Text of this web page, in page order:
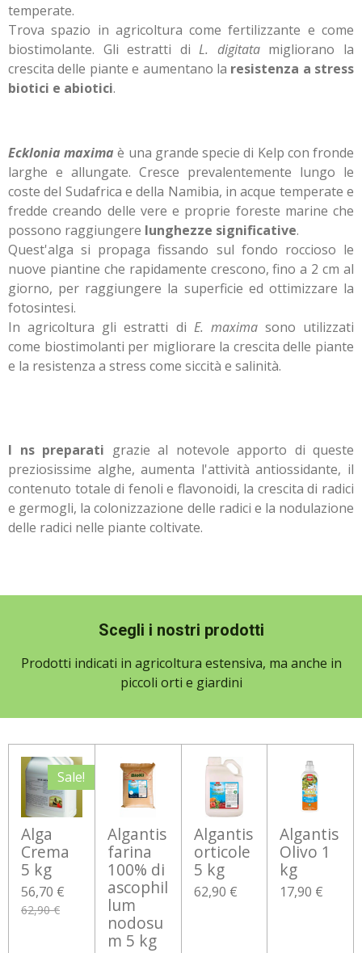
temperate.
Trova spazio in agricoltura come fertilizzante e come
biostimolante. Gli estratti diL. digitatamigliorano la
crescita delle piante e aumentano la resistenza a stress
biotici e abiotici.
Ecklonia maxima è una grande specie di Kelp con fronde
larghe e allungate. Cresce prevalentemente lungo le
coste del Sudafrica e della Namibia, in acque temperate e
fredde creando delle vere e proprie foreste marine che
possono raggiungere lunghezze significative.
Quest'alga si propaga fissando sul fondo roccioso le
nuove piantine che rapidamente crescono, fino a 2 cm al
giorno, per raggiungere la superficie ed ottimizzare la
fotosintesi.
In agricoltura gli estratti di E. maximasono utilizzati
come biostimolanti per migliorare la crescita delle piante
e la resistenza a stress come siccità e salinità.
I ns preparati grazie al notevole apporto di queste
preziosissime alghe, aumenta l'attività antiossidante, il
contenuto totale di fenoli e flavonoidi, la crescita di radici
e germogli, la colonizzazione delle radici e la nodulazione
delle radici nelle piante coltivate.
Scegli i nostri prodotti
Prodotti indicati in agricoltura estensiva, ma anche in
piccoli orti e giardini
Sale!
Alga
Crema
5 kg
56,70 €
62,90 €
Algantis
farina
100% di
ascophil
lum
nodosu
m 5 kg
Algantis
orticole
5 kg
62,90 €
Algantis
Olivo 1
kg
17,90 €